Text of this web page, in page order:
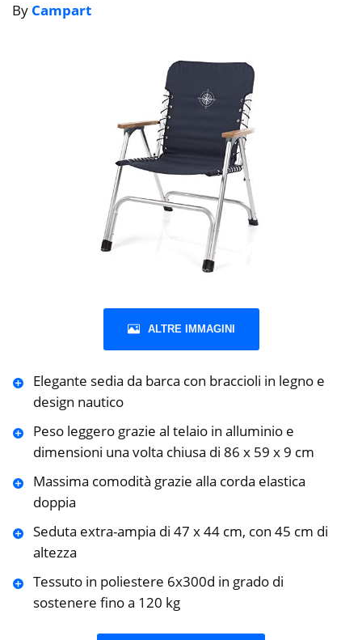
By Campart
ALTRE IMMAGINI
Elegante sedia da barca con braccioli in legno e
design nautico
Peso leggero grazie al telaio in alluminio e
dimensioni una volta chiusa di 86 x 59 x 9 cm
Massima comodità grazie alla corda elastica
doppia
Seduta extra-ampia di 47 x 44 cm, con 45 cm di
altezza
Tessuto in poliestere 6x300d in grado di
sostenere fino a 120 kg